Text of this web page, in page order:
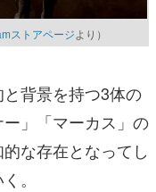
ストアページより）
背景を持つ3体の
」「マーカス」の
な存在となってし
。